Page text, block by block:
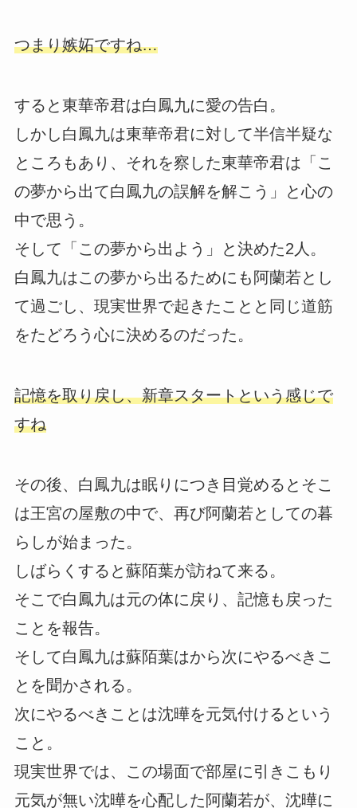
つまり嫉妬ですね…
すると東華帝君は白鳳九に愛の告白。
しかし白鳳九は東華帝君に対して半信半疑な
ところもあり、それを察した東華帝君は「こ
の夢から出て白鳳九の誤解を解こう」と心の
中で思う。
そして「この夢から出よう」と決めた2人。
白鳳九はこの夢から出るためにも阿蘭若とし
て過ごし、現実世界で起きたことと同じ道筋
をたどろう心に決めるのだった。
記憶を取り戻し、新章スタートという感じで
すね
その後、白鳳九は眠りにつき目覚めるとそこ
は王宮の屋敷の中で、再び阿蘭若としての暮
らしが始まった。
しばらくすると蘇陌葉が訪ねて来る。
そこで白鳳九は元の体に戻り、記憶も戻った
ことを報告。
そして白鳳九は蘇陌葉はから次にやるべきこ
とを聞かされる。
次にやるべきことは沈曄を元気付けるという
こと。
現実世界では、この場面で部屋に引きこもり
元気が無い沈曄を心配した阿蘭若が、沈曄に